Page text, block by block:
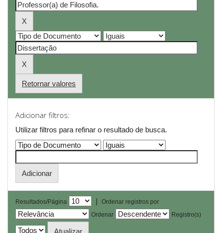
Retornar valores
Adicionar filtros:
Utilizar filtros para refinar o resultado de busca.
Resultados/Página |
Ordenar registros por
Ordenar
Registro(s)